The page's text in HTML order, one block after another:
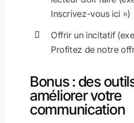
Inscrivez-vous ici »)
Offrir un incitatif
Profitez de notre
Bonus : des
améliorer votre
communication